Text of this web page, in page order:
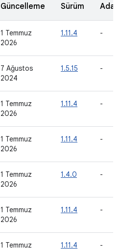
Güncelleme
Sürüm
Adayı
1 Temmuz
2026
1.11.4 -
7 Ağustos
2024
1.5.15 -
1 Temmuz
2026
1.11.4 -
1 Temmuz
2026
1.11.4 -
1 Temmuz
2026
1.4.0 -
1 Temmuz
2026
1.11.4 -
1 Temmuz
1.11.4 -